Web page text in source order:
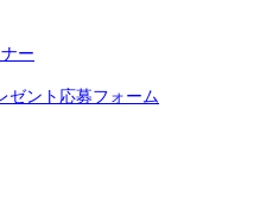
ー
ゼント応募フォーム